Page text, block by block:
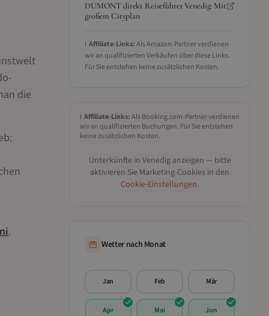
die
.
DUMONT direkt Reiseführer Venedig: Mit
großem Cityplan
ℹ️ Affiliate-Links:Als Amazon-Partner verdienen
wir an qualifizierten Verkäufen über diese Links.
Für Sie entstehen keine zusätzlichen Kosten.
ℹ️ Affiliate-Links:Als Booking.com-Partner verdienen
wir an qualifizierten Buchungen. Für Sie entstehen
keine zusätzlichen Kosten.
Unterkünfte in Venediganzeigen — bitte
aktivieren Sie Marketing-Cookies in den
Cookie-Einstellungen.
Wetter nach Monat
Jan Feb Mär
Apr Mai Jun